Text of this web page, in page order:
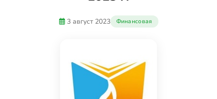
3 август 2023 Финансовая